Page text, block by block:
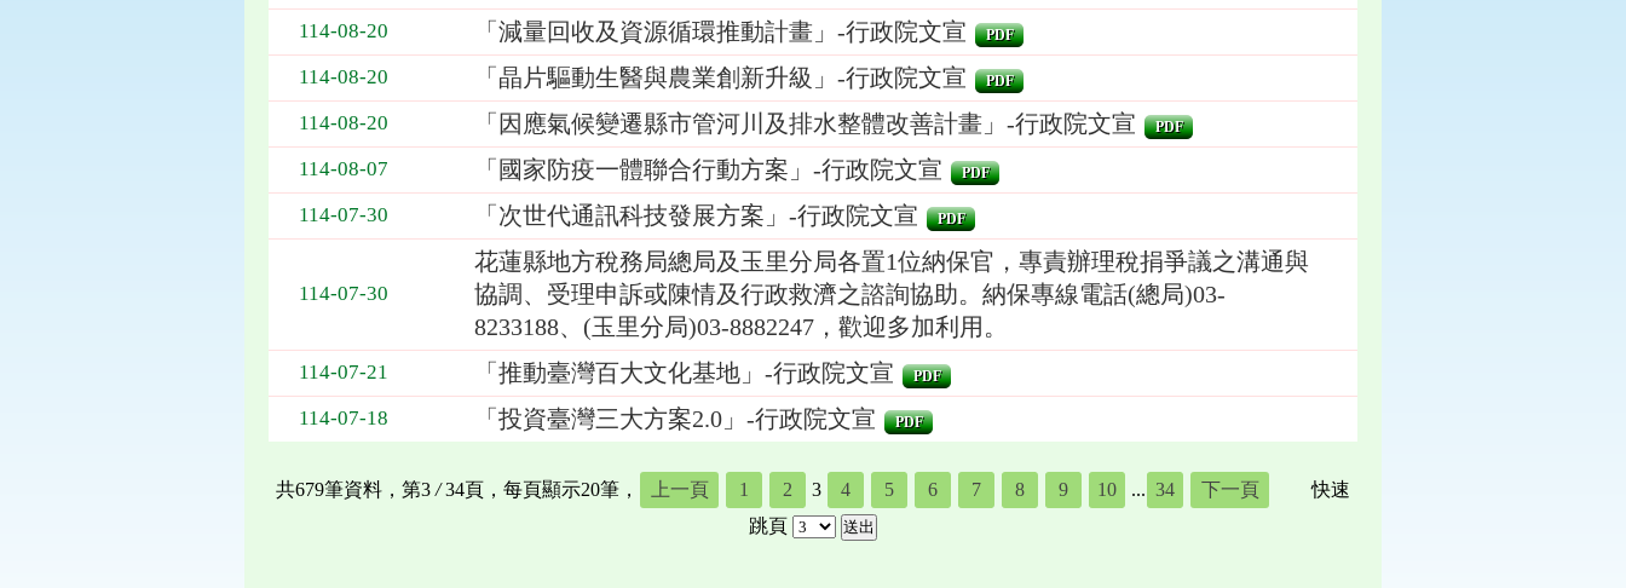
114-08-20 「減量回收及資源循環推動計畫」-行政院文宣 PDF
114-08-20 「晶片驅動生醫與農業創新升級」-行政院文宣 PDF
114-08-20 「因應氣候變遷縣市管河川及排水整體改善計畫」-行政院文宣 PDF
114-08-07 「國家防疫一體聯合行動方案」-行政院文宣 PDF
114-07-30 「次世代通訊科技發展方案」-行政院文宣 PDF
114-07-30
花蓮縣地方稅務局總局及玉里分局各置1位納保官，專責辦理稅捐爭議之溝通與
協調、受理申訴或陳情及行政救濟之諮詢協助。納保專線電話(總局)03-
8233188、(玉里分局)03-8882247，歡迎多加利用。
114-07-21 「推動臺灣百大文化基地」-行政院文宣 PDF
114-07-18 「投資臺灣三大方案2.0」-行政院文宣 PDF
共679筆資料，第3 /34頁，每頁顯示20筆， 上一頁 1 2 3 4 5 6 7 8 9 10 ... 34 下一頁
快速
跳頁